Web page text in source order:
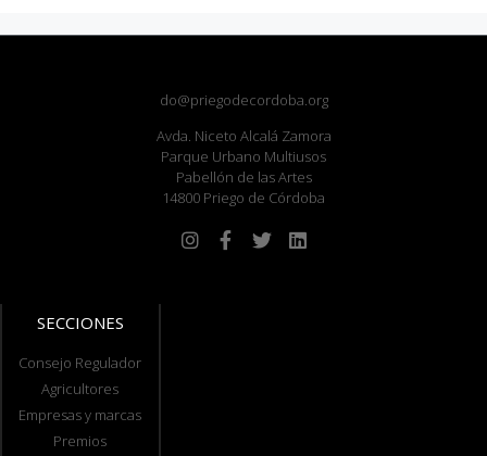
do@priegodecordoba.org
Avda. Niceto Alcalá Zamora
Parque Urbano Multiusos
Pabellón de las Artes
14800 Priego de Córdoba
SECCIONES
Consejo Regulador
Agricultores
Empresas y marcas
Premios